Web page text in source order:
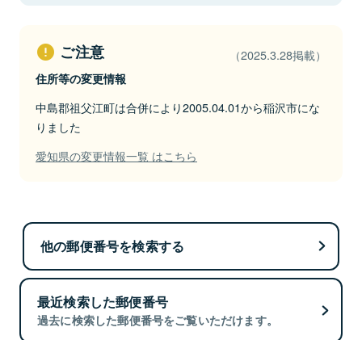
ご注意 （2025.3.28掲載）
住所等の変更情報
中島郡祖父江町は合併により2005.04.01から稲沢市にな
りました
愛知県の変更情報一覧 はこちら
他の郵便番号を検索する
最近検索した郵便番号
過去に検索した郵便番号をご覧いただけます。